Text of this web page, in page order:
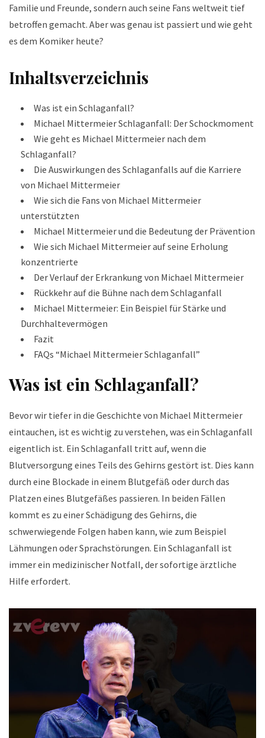
Familie und Freunde, sondern auch seine Fans weltweit tief
betroffen gemacht. Aber was genau ist passiert und wie geht
es dem Komiker heute?
Inhaltsverzeichnis
Was ist ein Schlaganfall?
Michael Mittermeier Schlaganfall: Der Schockmoment
Wie geht es Michael Mittermeier nach dem
Schlaganfall?
Die Auswirkungen des Schlaganfalls auf die Karriere
von Michael Mittermeier
Wie sich die Fans von Michael Mittermeier
unterstützten
Michael Mittermeier und die Bedeutung der Prävention
Wie sich Michael Mittermeier auf seine Erholung
konzentrierte
Der Verlauf der Erkrankung von Michael Mittermeier
Rückkehr auf die Bühne nach dem Schlaganfall
Michael Mittermeier: Ein Beispiel für Stärke und
Durchhaltevermögen
Fazit
FAQs “Michael Mittermeier Schlaganfall”
Was ist ein Schlaganfall?
Bevor wir tiefer in die Geschichte von Michael Mittermeier
eintauchen, ist es wichtig zu verstehen, was ein Schlaganfall
eigentlich ist. Ein Schlaganfall tritt auf, wenn die
Blutversorgung eines Teils des Gehirns gestört ist. Dies kann
durch eine Blockade in einem Blutgefäß oder durch das
Platzen eines Blutgefäßes passieren. In beiden Fällen
kommt es zu einer Schädigung des Gehirns, die
schwerwiegende Folgen haben kann, wie zum Beispiel
Lähmungen oder Sprachstörungen. Ein Schlaganfall ist
immer ein medizinischer Notfall, der sofortige ärztliche
Hilfe erfordert.